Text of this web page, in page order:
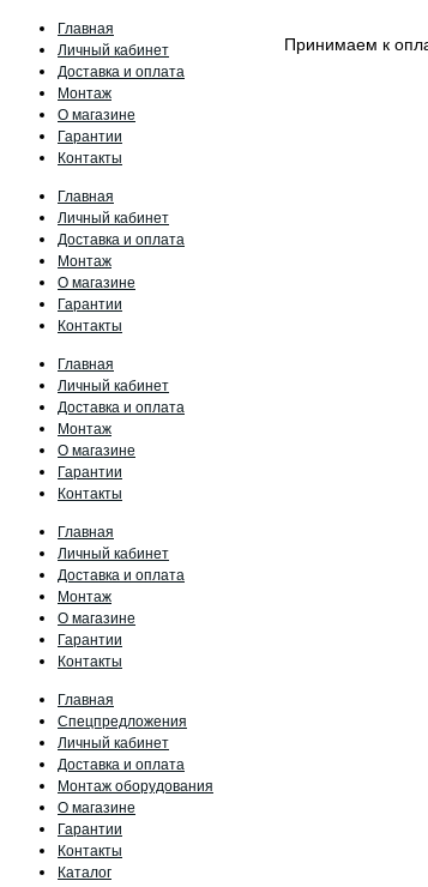
Принимаем к
Главная
Личный кабинет
Доставка и оплата
Монтаж
О магазине
Гарантии
Контакты
Главная
Личный кабинет
Доставка и оплата
Монтаж
О магазине
Гарантии
Контакты
Главная
Личный кабинет
Доставка и оплата
Монтаж
О магазине
Гарантии
Контакты
Главная
Личный кабинет
Доставка и оплата
Монтаж
О магазине
Гарантии
Контакты
Главная
Спецпредложения
Личный кабинет
Доставка и оплата
Монтаж оборудования
О магазине
Гарантии
Контакты
Каталог